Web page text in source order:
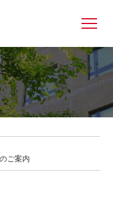
ご案内